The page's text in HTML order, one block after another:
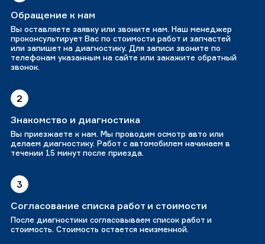
Обращение к нам
Вы оставляете заявку или звоните нам. Наш менеджер
проконсультирует Вас по стоимости работ и запчастей
или запишет на диагностику. Для записи звоните по
телефонам указанным на сайте или закажите обратный
звонок.
2
Знакомство и диагностика
Вы приезжаете к нам. Мы проводим осмотр авто или
делаем диагностику. Работ с автомобилем начинаем в
течении 15 минут после приезда.
3
Согласование списка работ и стоимости
После диагностики согласовываем список работ и
стоимость. Стоимость остается неизменной.